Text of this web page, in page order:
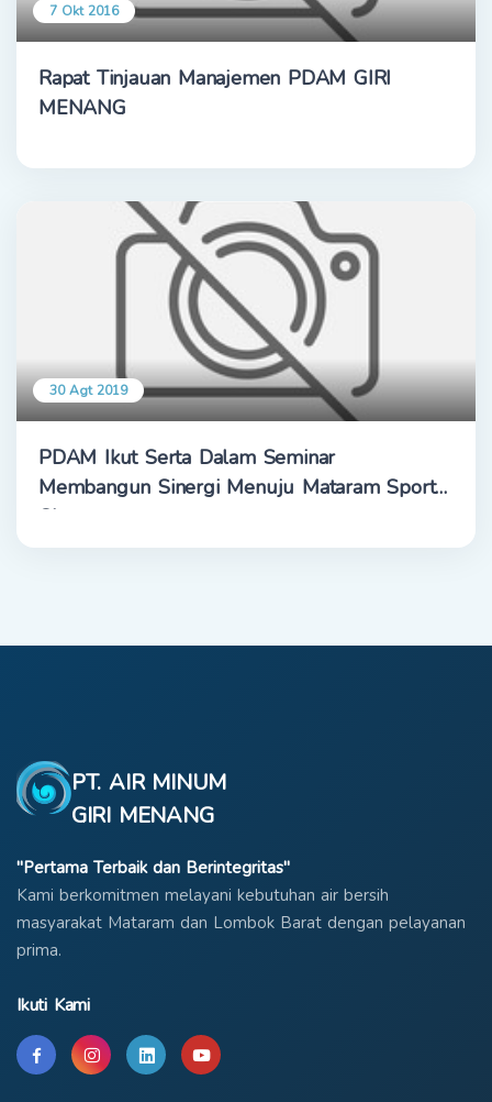
7 Okt 2016
Rapat Tinjauan Manajemen PDAM GIRI
MENANG
30 Agt 2019
PDAM Ikut Serta Dalam Seminar
Membangun Sinergi Menuju Mataram Sport
City
PT. AIR MINUM
GIRI MENANG
"Pertama Terbaik dan Berintegritas"
Kami berkomitmen melayani kebutuhan air bersih
masyarakat Mataram dan Lombok Barat dengan pelayanan
prima.
Ikuti Kami